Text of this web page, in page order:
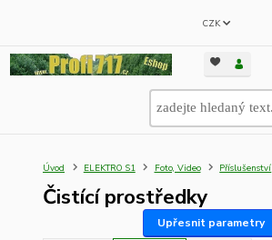
CZK
Úvod ELEKTRO S1 Foto, Video Příslušenství
Čistící prostředky
Upřesnit parametry